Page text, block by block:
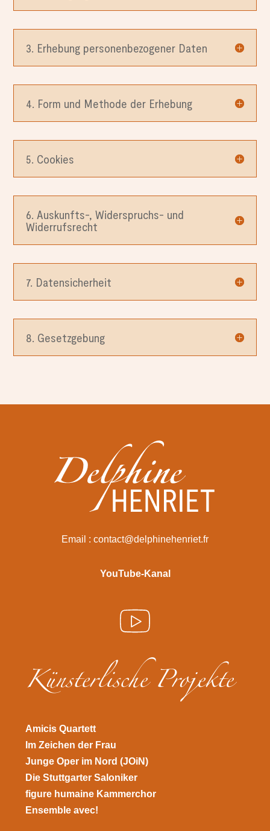
3. Erhebung personenbezogener Daten
4. Form und Methode der Erhebung
5. Cookies
6. Auskunfts-, Widerspruchs- und
Widerrufsrecht
7. Datensicherheit
8. Gesetzgebung
Email : contact@delphinehenriet.fr
YouTube-Kanal
Künsterlische Projekte
Amicis Quartett
Im Zeichen der Frau
Junge Oper im Nord (JOiN)
Die Stuttgarter Saloniker
figure humaine Kammerchor
Ensemble avec!